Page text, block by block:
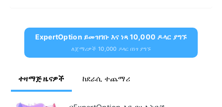
ExpertOption ይመዝገቡ እና ነጻ 10,000 ዶላር ያግኙ
ለጀማሪዎች 10,000 ዶላር በነፃ ያግኙ
ተዛማጅ ዜናዎች ከደራሲ ተጨማሪ